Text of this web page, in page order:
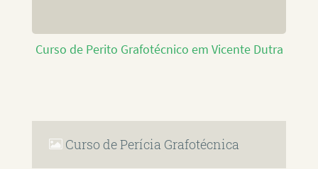
Curso de Perito Grafotécnico em Vicente Dutra
Curso de Perícia Grafotécnica